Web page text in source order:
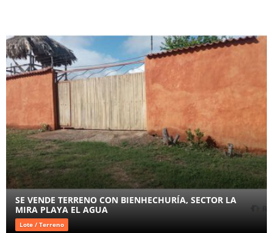
SE VENDE TERRENO CON BIENHECHURÍA, SECTOR LA
MIRA PLAYA EL AGUA
Lote / Terreno